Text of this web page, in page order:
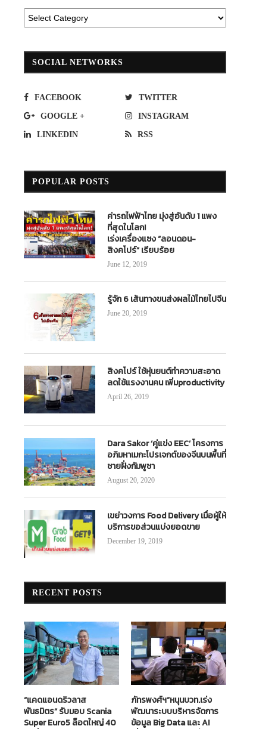
SOCIAL NETWORKS
FACEBOOK TWITTER
GOOGLE + INSTAGRAM
LINKEDIN RSS
POPULAR POSTS
ค่ารถไฟฟ้าไทย มุ่งสู่อันดับ 1 แพง
ที่สุดในโลก!
เร่งเครื่องแซง “ลอนดอน-
สิงคโปร์” เรียบร้อย
June 12, 2019
รู้จัก 6 เส้นทางขนส่งผลไม้ไทยไปจีน
June 20, 2019
สิงคโปร์ ใช้หุ่นยนต์ทำความสะอาด
ลดใช้แรงงานคน เพิ่มproductivity
April 26, 2019
Dara Sakor ‘คู่แข่ง EEC’ โครงการ
อภิมหาเมกะโปรเจกต์ของจีนบนพื้นที่
ชายฝั่งกัมพูชา
August 20, 2020
เขย่าวงการ Food Delivery เมื่อผู้ให้
บริการขอส่วนแบ่งยอดขาย
December 19, 2019
RECENT POSTS
“แคดแอนดริวลาส
พันธมิตร” รับมอบ Scania
Super Euro5 ล็อตใหญ่ 40
ภัทรพงศ์ฯ”หนุนบวท.เร่ง
พัฒนาระบบบริหารจัดการ
ข้อมูล Big Data และ AI